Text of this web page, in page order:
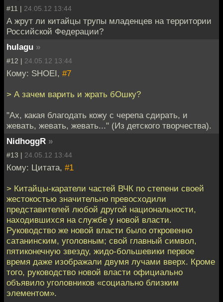
#11 | 24.05.12 13:44
А жрут ли китайцы трупы младенцев на территории
Российской Федерации?
hulagu »
#12 | 24.05.12 13:44
Кому: SHOEI, #7
> А зачем варить и жрать бОшку?
"Ах, какая благодать кожу с черепа сдирать, и
жевать, жевать, жевать..." (Из детского творчества).
NidhoggR »
#13 | 24.05.12 13:44
Кому: Цитата, #1
> Китайцы-каратели частей ВЧК по степени своей
жестокостью значительно превосходили
представителей любой другой национальности,
находившихся на службе у новой власти.
Руководство же новой власти было откровенно
сатанинским, уголовным; свой главный символ,
пятиконечную звезду, жидо-большевики первое
время даже изображали двумя лучами вверх. Кроме
того, руководство новой власти официально
объявило уголовников «социально близким
элементом».